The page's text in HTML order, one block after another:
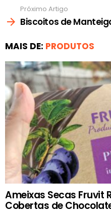
Próximo Artigo
Biscoitos de
MAIS DE: PRODUTOS
Ameixas Secas Fruvit
Cobertas de